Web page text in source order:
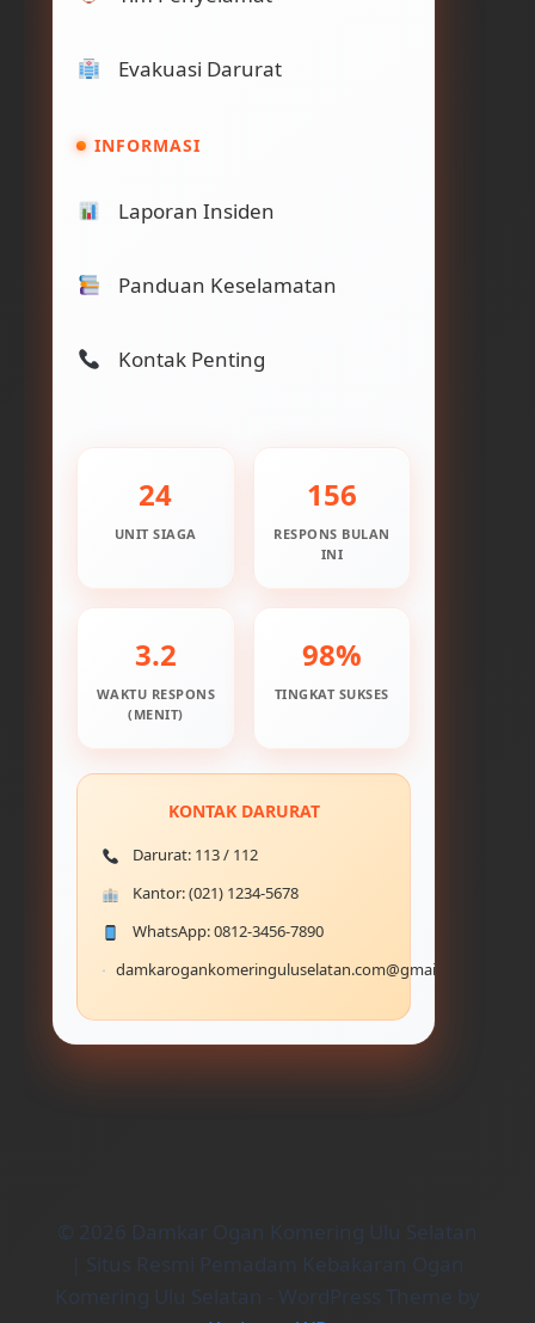
Evakuasi Darurat
INFORMASI
Laporan Insiden
Panduan Keselamatan
Kontak Penting
24
UNIT SIAGA
156
RESPONS BULAN
INI
3.2
WAKTU RESPONS
(MENIT)
98%
TINGKAT SUKSES
KONTAK DARURAT
Darurat: 113 / 112
Kantor: (021) 1234-5678
WhatsApp: 0812-3456-7890
damkarogankomeringuluselatan.com@gmail.com
© 2026 Damkar Ogan Komering Ulu Selatan
| Situs Resmi Pemadam Kebakaran Ogan
Komering Ulu Selatan - WordPress Theme by